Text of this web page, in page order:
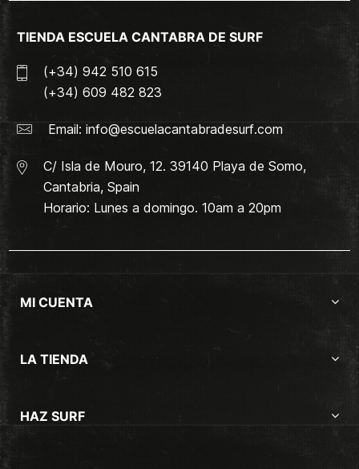
TIENDA ESCUELA CANTABRA DE SURF
(+34) 942 510 615
(+34) 609 482 823
Email: info@escuelacantabradesurf.com
C/ Isla de Mouro, 12. 39140 Playa de Somo,
Cantabria, Spain
Horario: Lunes a domingo. 10am a 20pm
MI CUENTA
LA TIENDA
HAZ SURF